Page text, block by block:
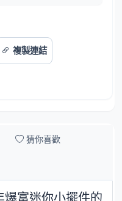
複製連結
猜你喜歡
爆富迷你小擺件的